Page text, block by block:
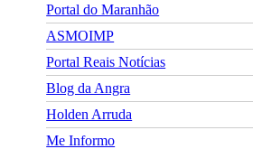
Portal do Maranhão
ASMOIMP
Portal Reais Notí­cias
Blog da Angra
Holden Arruda
Me Informo